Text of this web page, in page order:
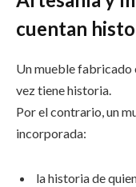
cuentan
Un mueble fabricado
vez tiene historia.
Por el contrario, un
incorporada:
la historia de